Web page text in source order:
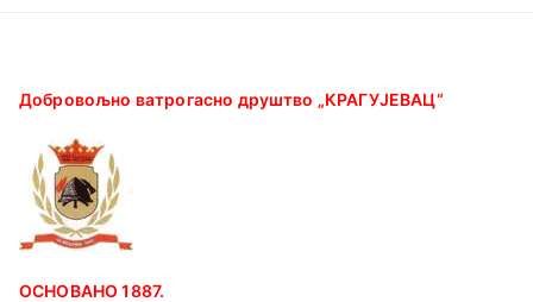
Добровољно ватрогасно друштво „КРАГУЈEВАЦ“
ОСНОВАНО 1887.